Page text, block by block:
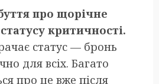
про щорічне
критичності.
статус — бронь
для всіх. Багато
про це вже після